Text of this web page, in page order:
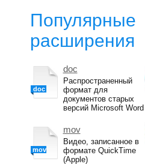
Популярные
расширения
doc
doc
Распространенный
формат для
документов старых
версий Microsoft Word
mov
mov
Видео, записанное в
формате QuickTime
(Apple)